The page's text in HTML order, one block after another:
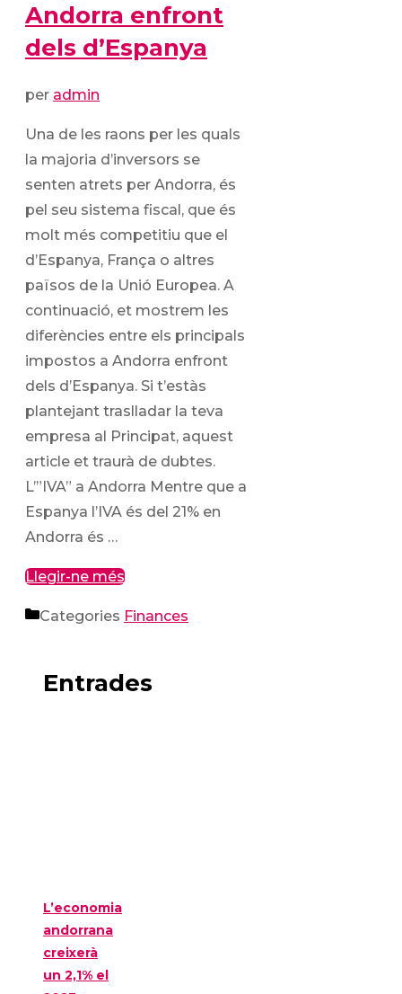
Andorra enfront
dels d’Espanya
per admin
Una de les raons per les quals
la majoria d’inversors se
senten atrets per Andorra, és
pel seu sistema fiscal, que és
molt més competitiu que el
d’Espanya, França o altres
països de la Unió Europea. A
continuació, et mostrem les
diferències entre els principals
impostos a Andorra enfront
dels d’Espanya. Si t’estàs
plantejant traslladar la teva
empresa al Principat, aquest
article et traurà de dubtes.
L’”IVA” a Andorra Mentre que a
Espanya l’IVA és del 21% en
Andorra és …
Llegir-ne més
Categories Finances
Entrades
L’economia
andorrana
creixerà
un 2,1% el